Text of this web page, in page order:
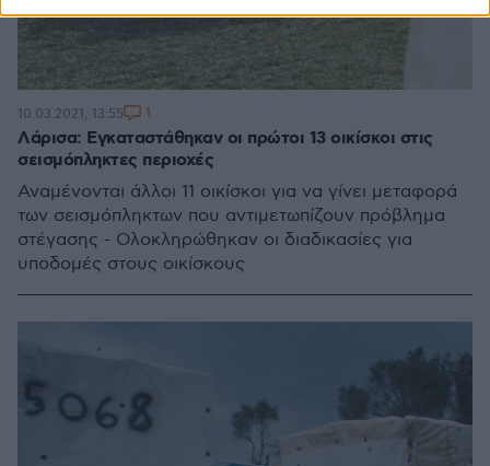
Λάρισα: Εγκαταστάθηκαν οι πρώτοι 13 οικίσκοι στις
σεισμόπληκτες περιοχές
Αναμένονται άλλοι 11 οικίσκοι για να γίνει μεταφορά
των σεισμόπληκτων που αντιμετωπίζουν πρόβλημα
στέγασης - Ολοκληρώθηκαν οι διαδικασίες για
υποδομές στους οικίσκους
10.03.2021, 13:55 1